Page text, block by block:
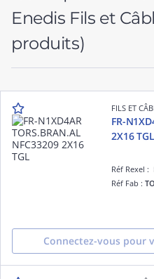
Enedis Fils et
produits)
FILS ET
FR-
2X16 TGL
Réf Rexel :
Réf Fab :
Connectez-vous pour